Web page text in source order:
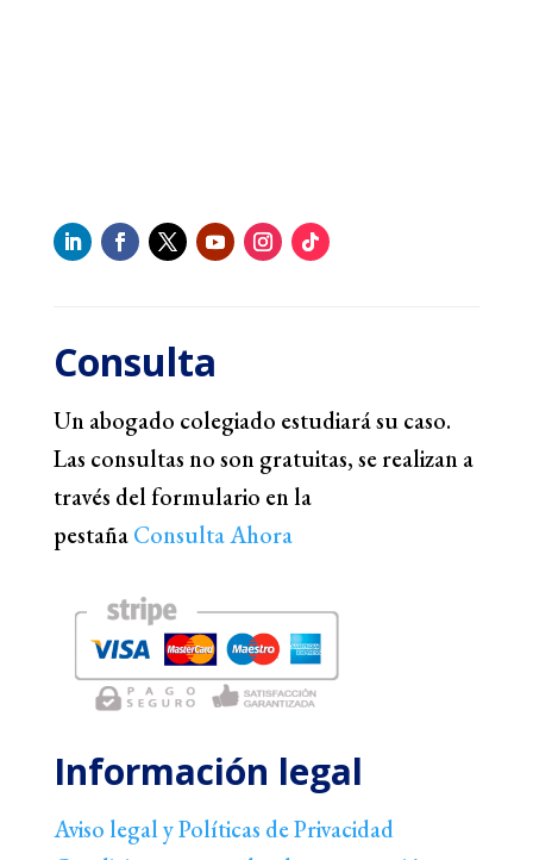
Consulta
Un abogado colegiado estudiará su caso.
Las consultas no son gratuitas, se realizan a
través del formulario en la
pestañaConsulta Ahora
Información legal
Aviso legal y Políticas de Privacidad